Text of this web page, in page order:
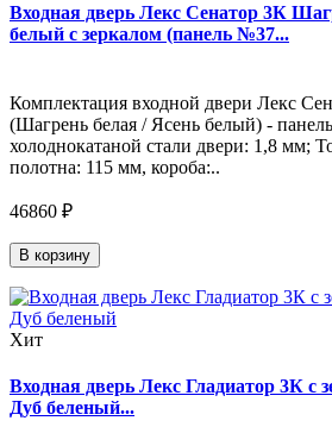
Входная дверь Лекс Сенатор 3К
белый с зеркалом (панель №37...
Комплектация входной двери Лекс
(Шагрень белая / Ясень белый) -
холоднокатаной стали двери: 1,8 мм;
полотна: 115 мм, короба:..
46860 ₽
В корзину
Хит
Входная дверь Лекс Гладиатор 3К с
Дуб беленый...